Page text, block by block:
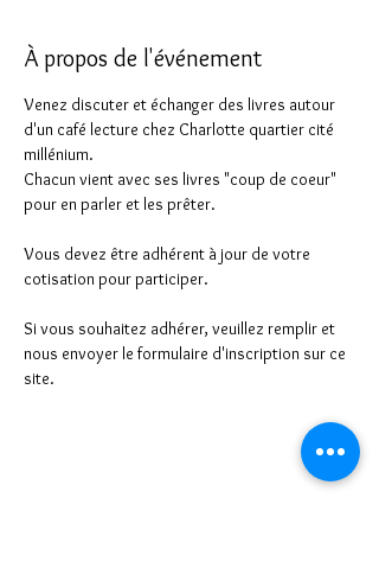
À propos de l'événement
Venez discuter et échanger des livres autour
d'un café lecture chez Charlotte quartier cité
millénium.
Chacun vient avec ses livres "coup de coeur"
pour en parler et les prêter.
Vous devez être adhérent à jour de votre
cotisation pour participer.
Si vous souhaitez adhérer, veuillez remplir et
nous envoyer le formulaire d'inscription sur ce
site.